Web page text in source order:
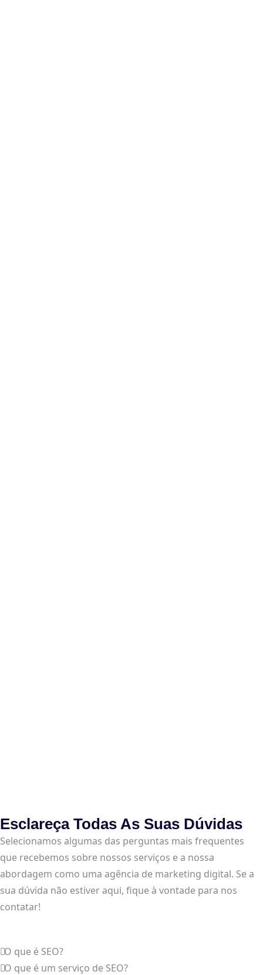
Esclareça Todas As Suas Dúvidas
Selecionamos algumas das perguntas mais frequentes
que recebemos sobre nossos serviços e a nossa
abordagem como uma agência de marketing digital. Se a
sua dúvida não estiver aqui, fique à vontade para nos
contatar!
O que é SEO?
O que é um serviço de SEO?